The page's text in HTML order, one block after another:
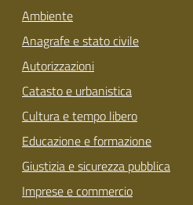
Ambiente
Anagrafe e stato civile
Autorizzazioni
Catasto e urbanistica
Cultura e tempo libero
Educazione e formazione
Giustizia e sicurezza pubblica
Imprese e commercio